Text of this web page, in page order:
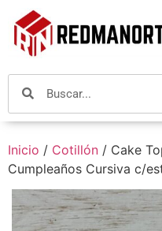
Inicio / Cotillón / Cake
Cumpleaños Cursiva c/